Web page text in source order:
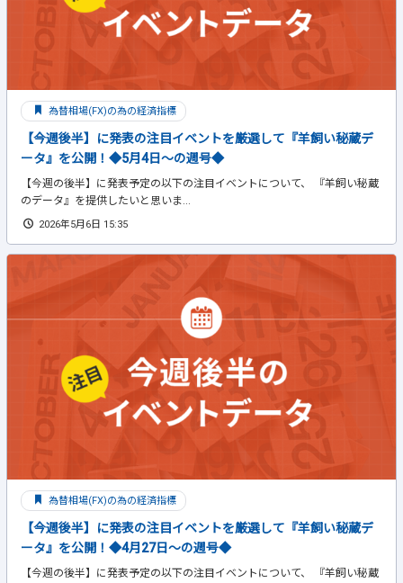
為替相場(FX)の為の経済指標
【今週後半】に発表の注目イベントを厳選して『羊飼い秘蔵デ
ータ』を公開！◆5月4日～の週号◆
【今週の後半】に発表予定の以下の注目イベントについて、 『羊飼い秘蔵
のデータ』を提供したいと思いま...
2026年5月6日 15:35
為替相場(FX)の為の経済指標
【今週後半】に発表の注目イベントを厳選して『羊飼い秘蔵デ
ータ』を公開！◆4月27日～の週号◆
【今週の後半】に発表予定の以下の注目イベントについて、 『羊飼い秘蔵